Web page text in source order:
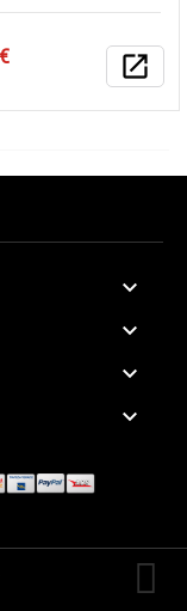
open_in_new



